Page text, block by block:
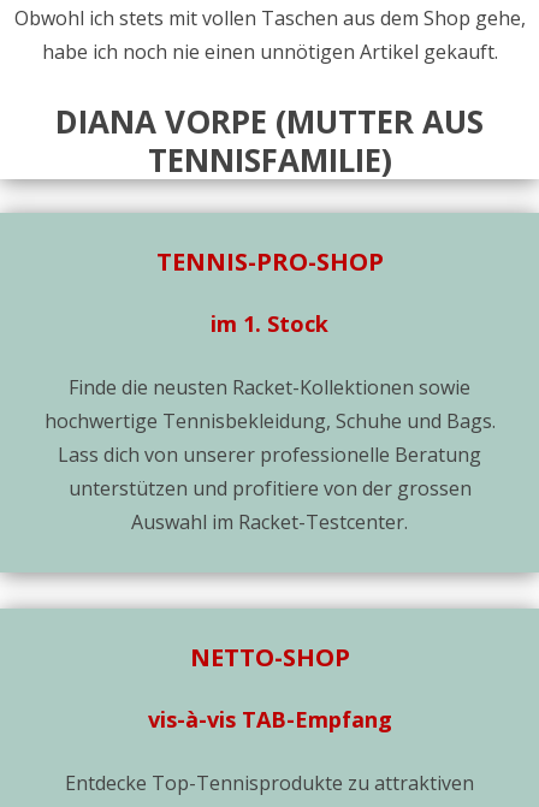
Obwohl ich stets mit vollen Taschen aus dem Shop gehe,
habe ich noch nie einen unnötigen Artikel gekauft.
DIANA VORPE (MUTTER AUS
TENNISFAMILIE)
TENNIS-PRO-SHOP
im 1. Stock
Finde die neusten Racket-Kollektionen sowie
hochwertige Tennisbekleidung, Schuhe und Bags.
Lass dich von unserer professionelle Beratung
unterstützen und profitiere von der grossen
Auswahl im Racket-Testcenter.
NETTO-SHOP
vis-à-vis TAB-Empfang
Entdecke Top-Tennisprodukte zu attraktiven